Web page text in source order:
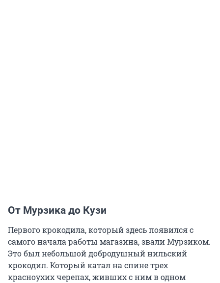
От Мурзика до Кузи
Первого крокодила, который здесь появился с
самого начала работы магазина, звали Мурзиком.
Это был небольшой добродушный нильский
крокодил. Который катал на спине трех
красноухих черепах, живших с ним в одном